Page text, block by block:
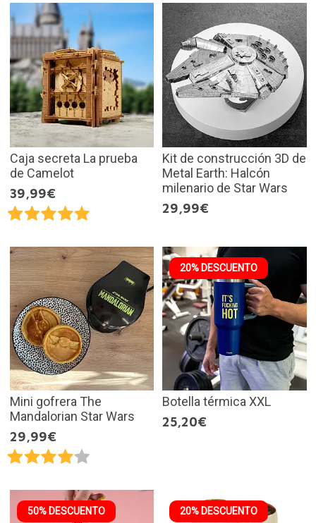
Caja secreta La prueba
de Camelot
39,99€
Kit de construcción 3D de
Metal Earth: Halcón
milenario de Star Wars
29,99€
Mini gofrera The
Mandalorian Star Wars
29,99€
20% DESCUENTO
Botella térmica XXL
25,20€
50% DESCUENTO 20% DESCUENTO